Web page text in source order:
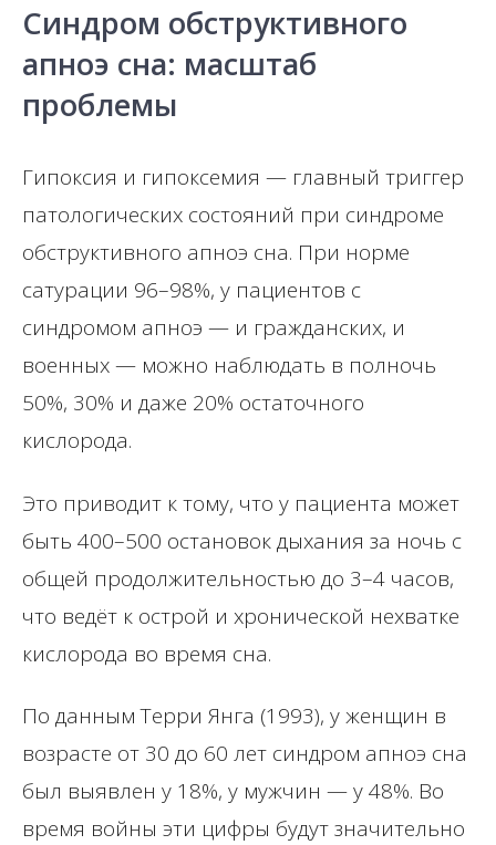
Синдром обструктивного
апноэ сна: масштаб
проблемы
Гипоксия и гипоксемия — главный триггер
патологических состояний при синдроме
обструктивного апноэ сна. При норме
сатурации 96–98%, у пациентов с
синдромом апноэ — и гражданских, и
военных — можно наблюдать в полночь
50%, 30% и даже 20% остаточного
кислорода.
Это приводит к тому, что у пациента может
быть 400–500 остановок дыхания за ночь с
общей продолжительностью до 3–4 часов,
что ведёт к острой и хронической нехватке
кислорода во время сна.
По данным Терри Янга (1993), у женщин в
возрасте от 30 до 60 лет синдром апноэ сна
был выявлен у 18%, у мужчин — у 48%. Во
время войны эти цифры будут значительно